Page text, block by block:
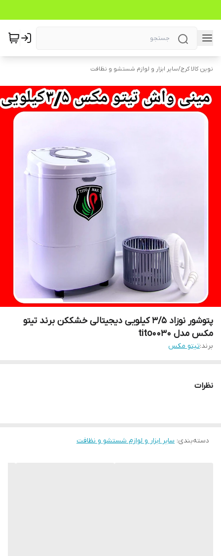
نوین کالا کرج/سایر ابزار و لوازم شستشو و نظافت
پتوشور نوزاد ۳/۵ کیلویی دیجیتالی خشککن برند تیتو
مکس مدل tito0030
برند:تیتو مکس
نظرات
دسته‌بندی: سایر ابزار و لوازم شستشو و نظافت